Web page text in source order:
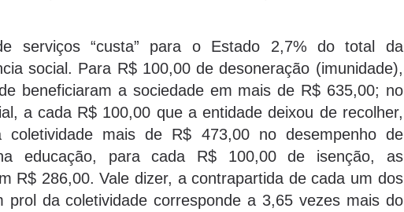
serviços “custa” para o Estado 2,7% do total da
social. Para R$ 100,00 de desoneração (imunidade),
beneficiaram a sociedade em mais de R$ 635,00; no
a cada R$ 100,00 que a entidade deixou de recolher,
coletividade mais de R$ 473,00 no desempenho de
educação, para cada R$ 100,00 de isenção, as
R$ 286,00. Vale dizer, a contrapartida de cada um dos
prol da coletividade corresponde a 3,65 vezes mais do